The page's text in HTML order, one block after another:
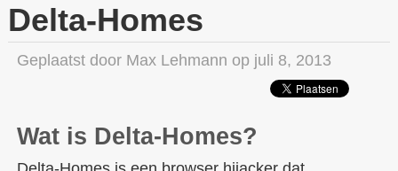
Delta-Homes
Geplaatst door Max Lehmann op juli 8, 2013
Wat is Delta-Homes?